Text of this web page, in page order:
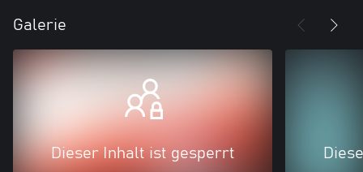
Galerie
Dieser Inhalt ist gesperrt